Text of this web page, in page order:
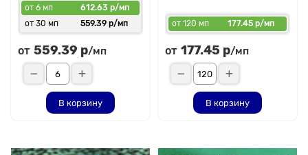
от 6 мп
612.63 р/мп
от 30 мп
559.39 р/мп
от 559.39 р/мп
В корзину
от 120 мп 177.45 р/мп
от 177.45 р/мп
В корзину